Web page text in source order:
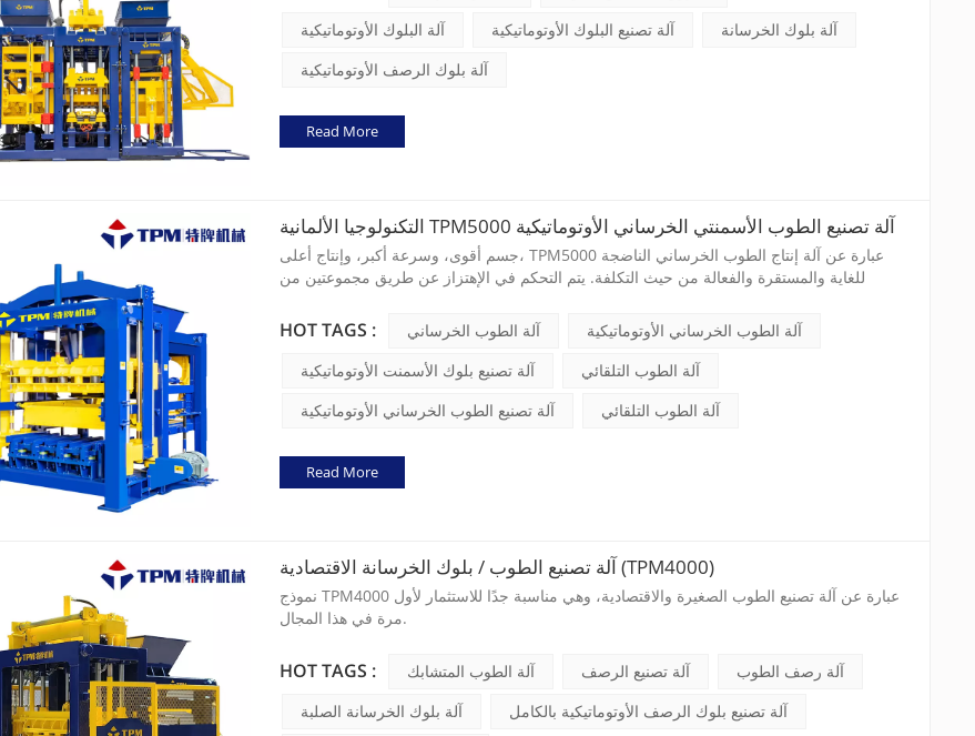
آلة البلوك الأوتوماتيكية
آلة تصنيع البلوك الأوتوماتيكية
آلة بلوك الخرسانة
آلة بلوك الرصف الأوتوماتيكية
Read More
التكنولوجيا الألمانية TPM5000 آلة تصنيع الطوب الأسمنتي الخرساني الأوتوماتيكية
جسم أقوى، وسرعة أكبر، وإنتاج أعلى، TPM5000 عبارة عن آلة إنتاج الطوب الخرساني الناضجة
للغاية والمستقرة والفعالة من حيث التكلفة. يتم التحكم في الإهتزاز عن طريق مجموعتين من
HOT TAGS : آلة الطوب الخرساني
آلة الطوب الخرساني الأوتوماتيكية
آلة تصنيع بلوك الأسمنت الأوتوماتيكية
آلة الطوب التلقائي
آلة تصنيع الطوب الخرساني الأوتوماتيكية
آلة الطوب التلقائي
Read More
آلة تصنيع الطوب / بلوك الخرسانة الاقتصادية (TPM4000)
نموذج TPM4000 عبارة عن آلة تصنيع الطوب الصغيرة والاقتصادية، وهي مناسبة جدًا للاستثمار لأول
مرة في هذا المجال.
HOT TAGS : آلة الطوب المتشابك آلة تصنيع الرصف
آلة رصف الطوب
آلة بلوك الخرسانة الصلبة
آلة تصنيع بلوك الرصف الأوتوماتيكية بالكامل